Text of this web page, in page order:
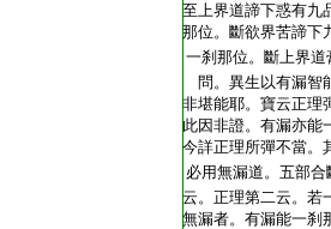
至上界道諦下惑有九
那位。斷欲界苦諦下
一刹那位。斷上界
問。異生以有漏智
非堪能耶。寶云正理
此因非證。有漏亦能
今詳正理所彈不當。
必用無漏道。五部
云。正理第二云。若
無漏者。有漏能一刹